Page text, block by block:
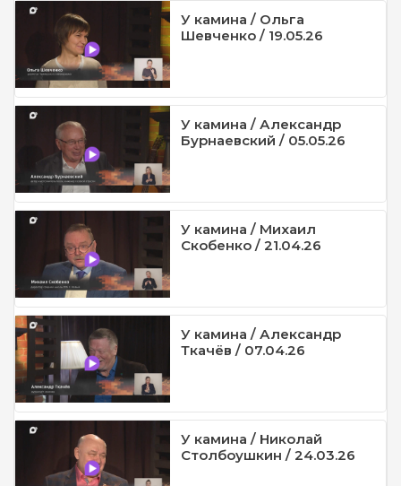
У камина / Ольга
Шевченко / 19.05.26
У камина / Александр
Бурнаевский / 05.05.26
У камина / Михаил
Скобенко / 21.04.26
У камина / Александр
Ткачёв / 07.04.26
У камина / Николай
Столбоушкин / 24.03.26